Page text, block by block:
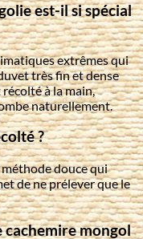
est-il si spécial
extrêmes qui
très fin et dense
à la main,
naturellement.
?
douce qui
de ne prélever que le
mongol